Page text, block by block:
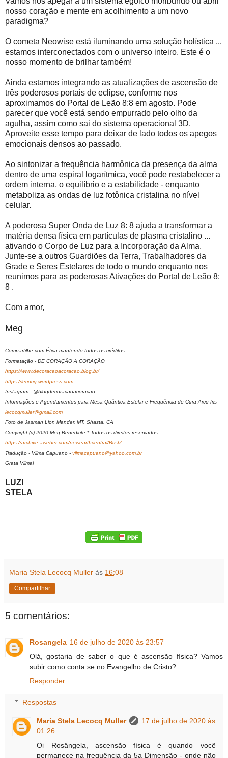
nosso coração e mente em acolhimento a um novo
paradigma?
O cometa Neowise está iluminando uma solução holística ...
estamos interconectados com o universo inteiro. Este é o
nosso momento de brilhar também!
Ainda estamos integrando as atualizações de ascensão de
três poderosos portais de eclipse, conforme nos
aproximamos do Portal de Leão 8:8 em agosto. Pode
parecer que você está sendo empurrado pelo olho da
agulha, assim como sai do sistema operacional 3D.
Aproveite esse tempo para deixar de lado todos os apegos
emocionais densos ao passado.
Ao sintonizar a frequência harmônica da presença da alma
dentro de uma espiral logarítmica, você pode restabelecer a
ordem interna, o equilíbrio e a estabilidade - enquanto
metaboliza as ondas de luz fotônica cristalina no nível
celular.
A poderosa Super Onda de Luz 8: 8 ajuda a transformar a
matéria densa física em partículas de plasma cristalino ...
ativando o Corpo de Luz para a Incorporação da Alma.
Junte-se a outros Guardiões da Terra, Trabalhadores da
Grade e Seres Estelares de todo o mundo enquanto nos
reunimos para as poderosas Ativações do Portal de Leão 8:
8 .
Com amor,
Meg
Compartilhe com Ética mantendo todos os créditos
Formatação - DE CORAÇÃO A CORAÇÃO
https://www.decoracaoacoracao.blog.br/
https://lecocq.wordpress.com
Instagram - @blogdecoracaoacoracao
Informações e Agendamentos para Mesa Quântica Estelar e Frequência de Cura Arco Iris -
lecocqmuller@gmail.com
Foto de Jasman Lion Mander, MT. Shasta, CA
Copyright (c) 2020 Meg Benedicte * Todos os direitos reservados
https://archive.aweber.com/newearthcentral/BcstZ
Tradução - Vilma Capuano - vilmacapuano@yahoo.com.br
Grata Vilma!
LUZ!
STELA
Maria Stela Lecocq Muller às 16:08
Compartilhar
5 comentários:
Rosangela 16 de julho de 2020 às 23:57
Olá, gostaria de saber o que é ascensão física? Vamos
subir como conta se no Evangelho de Cristo?
Responder
Respostas
Maria Stela Lecocq Muller
17 de julho de 2020 às
01:26
Oi Rosângela, ascensão física é quando você
permanece na frequência da 5a Dimensão - onde não